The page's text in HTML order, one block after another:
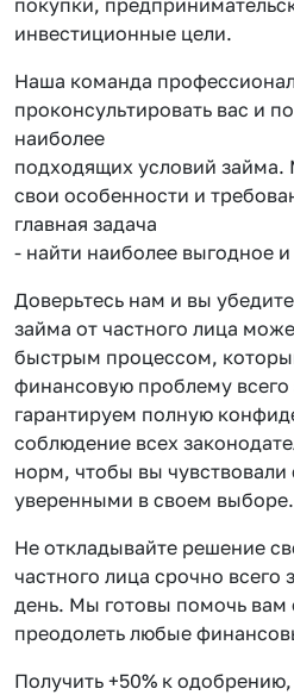
инвестиционные цели.
Наша команда
проконсультировать вас и
наиболее
подходящих условий
свои особенности и
главная задача
- найти наиболее выгодное
Доверьтесь нам и вы
займа от частного лица
быстрым процессом,
финансовую проблему всего
гарантируем полную
соблюдение всех
норм, чтобы вы
уверенными в своем выборе.
Не откладывайте решение
частного лица срочно всего
день. Мы готовы помочь вам
преодолеть любые
Получить +50% к